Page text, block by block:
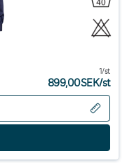
1/st
899,00SEK/st